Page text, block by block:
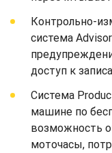
Контрольно-
система
доступ к
Система
машине по
возможность
моточасы,